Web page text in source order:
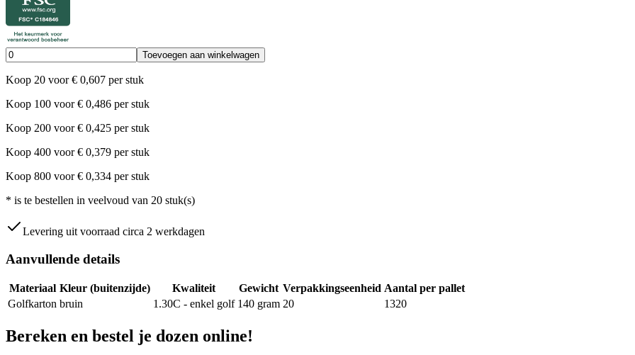
Toevoegen aan winkelwagen
Koop 20 voor € 0,607 per stuk
Koop 100 voor € 0,486 per stuk
Koop 200 voor € 0,425 per stuk
Koop 400 voor € 0,379 per stuk
Koop 800 voor € 0,334 per stuk
* is te bestellen in veelvoud van 20 stuk(s)
Levering uit voorraad circa 2 werkdagen
Aanvullende details
Materiaal Kleur (buitenzijde) Kwaliteit Gewicht Verpakkingseenheid Aantal per pallet
Golfkarton bruin 1.30C - enkel golf 140 gram 20 1320
Bereken en bestel je dozen online!